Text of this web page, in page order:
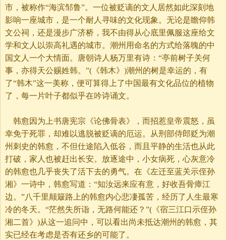
市，被称作“海滨邹鲁”。一位被贬谪的文人居然如此深刻地
影响一座城市，是一个耐人寻味的文化现象。无论是瞻仰韩
文公祠，还是漫步广济桥，我不由得从心底里佩服这座给文
学和文人以崇高礼遇的城市。潮州用命名的方式给落魄的中
国文人一个大情面。唐朝诗人杨万里有诗：“亭前树子关何
事，亦得天公赐姓韩。”(《韩木》)潮州的树是幸运的，有
了“韩木”这一美称，便可算得上了中国最有文化品位的植物
了，每一片叶子都似乎在吟诗诵文。
韩愈因为上书唐宪宗《论佛骨表》，而招惹皇帝震怒，虽
幸免于死罪，却难以逃脱被贬谪的厄运。从刑部侍郎贬为潮
州刺史的韩愈，不但仕途陷入低谷，而且平静的生活也从此
打破，家人也被赶出长安。放逐途中，小女病死，心灰意冷
的韩愈也几乎丧失了活下去的勇气。在《左迁至蓝关示侄孙
湘》一诗中，韩愈写道：“知汝远来应有意，好收吾骨瘴江
边。”八千里颠簸路上的韩愈内心悲凄孤苦，经历了人生最寒
冷的冬天。“茫然失所诣，无路何能还？”(《宿三江口示侄孙
湘二首》)从这一追问中，可以看出尚未抵达潮州的韩愈，其
实已经在考虑是否有还乡的可能了。